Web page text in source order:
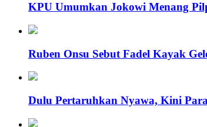
KPU Umumkan Jokowi Menang
Ruben Onsu Sebut Fadel Kayak
Dulu Pertaruhkan Nyawa, Kini